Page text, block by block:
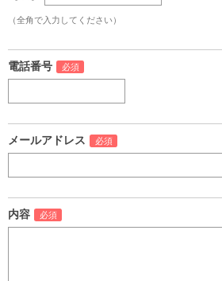
（全角で入力してください）
電話番号
メールアドレス
内容